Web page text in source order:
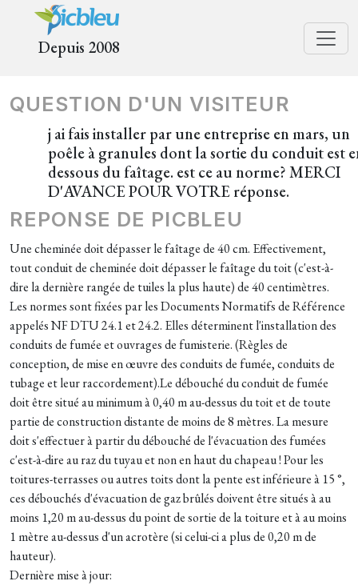
Depuis 2008
QUESTION D'UN VISITEUR
j ai fais installer par une entreprise en mars, un
poêle à granules dont la sortie du conduit est
dessous du faîtage. est ce au norme? MERCI
D'AVANCE POUR VOTRE réponse.
REPONSE DE PICBLEU
Une cheminée doit dépasser le faîtage de 40 cm. Effectivement,
tout conduit de cheminée doit dépasser le faîtage du toit (c'est-à-
dire la dernière rangée de tuiles la plus haute) de 40 centimètres.
Les normes sont fixées par les Documents Normatifs de Référence
appelés NF DTU 24.1 et 24.2. Elles déterminent l'installation des
conduits de fumée et ouvrages de fumisterie. (Règles de
conception, de mise en œuvre des conduits de fumée, conduits de
tubage et leur raccordement).Le débouché du conduit de fumée
doit être situé au minimum à 0,40 m au-dessus du toit et de toute
partie de construction distante de moins de 8 mètres. La mesure
doit s'effectuer à partir du débouché de l'évacuation des fumées
c'est-à-dire au raz du tuyau et non en haut du chapeau ! Pour les
toitures-terrasses ou autres toits dont la pente est inférieure à 15 °,
ces débouchés d'évacuation de gaz brûlés doivent être situés à au
moins 1,20 m au-dessus du point de sortie de la toiture et à au moins
1 mètre au-dessus d'un acrotère (si celui-ci a plus de 0,20 m de
hauteur).
Dernière mise à jour: